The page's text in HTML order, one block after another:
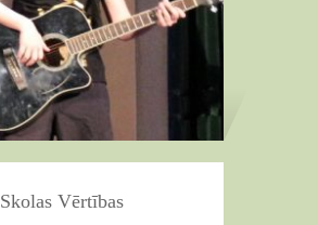
Skolas Vērtības